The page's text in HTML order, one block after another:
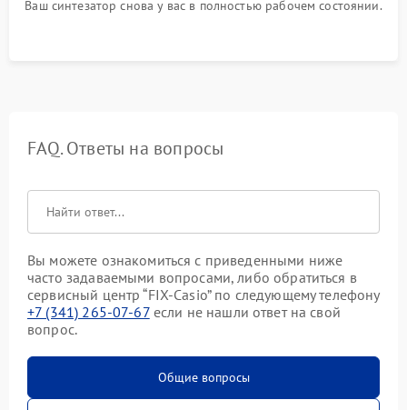
Ваш синтезатор снова у вас в полностью рабочем состоянии.
FAQ. Ответы на вопросы
Вы можете ознакомиться с приведенными ниже
часто задаваемыми вопросами, либо обратиться в
сервисный центр “FIX-Casio” по следующему телефону
+7 (341) 265-07-67если не нашли ответ на свой
вопрос.
Общие вопросы